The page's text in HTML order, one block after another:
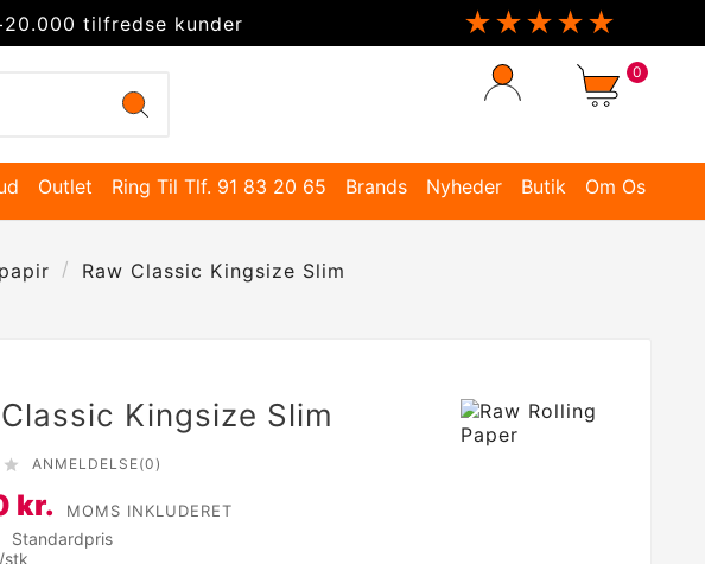
tilfredse kunder ★★★★★
0
Outlet Ring Til Tlf. 91 83 20 65 Brands Nyheder Butik Om Os
Raw Classic Kingsize Slim
Kingsize Slim
 ANMELDELSE(0)
kr. MOMS INKLUDERET
Standardpris
/stk